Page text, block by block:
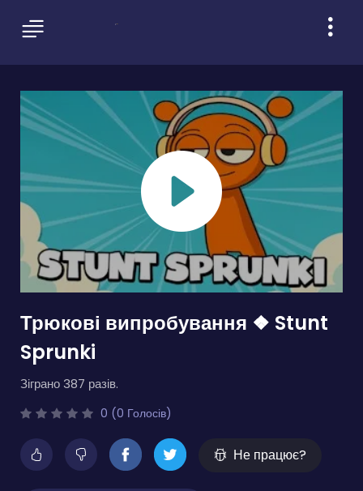
Трюкові випробування ❖ Stunt
Sprunki
Зіграно 387 разів.
0 (0 Голосів)
Не працює?